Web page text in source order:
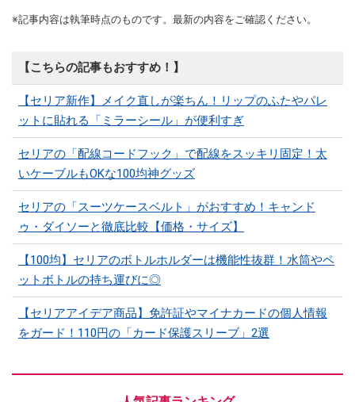
※記事内容は執筆時点のものです。最新の内容をご確認ください。
【こちらの記事もおすすめ！】
【セリア新作】メイク直しが楽ちん！リップのふたやパレ
ットに貼れる「ミラーシール」が便利すぎ
セリアの「配線コードフック」で配線をスッキリ固定！太
いケーブルもOKな100均神グッズ
セリアの「スーツケースベルト」がおすすめ！キャンド
ゥ・ダイソーと徹底比較【価格・サイズ】
【100均】セリアのボトルホルダーは機能性抜群！水筒やペ
ットボトルの持ち運びに◎
【セリアアイデア商品】免許証やマイナカードの個人情報
をガード！110円の「カード保護スリーブ」2選